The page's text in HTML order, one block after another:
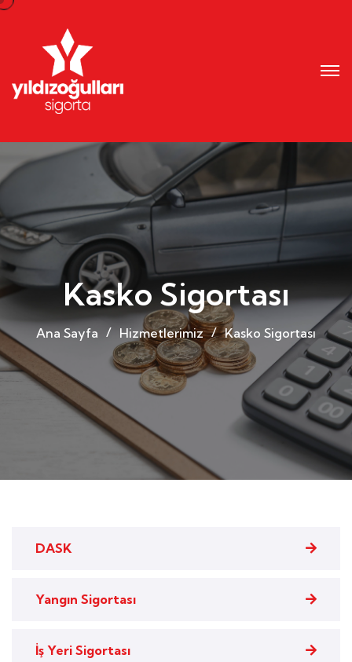
Kasko Sigortası
Ana Sayfa Hizmetlerimiz Kasko Sigortası
DASK
Yangın Sigortası
İş Yeri Sigortası